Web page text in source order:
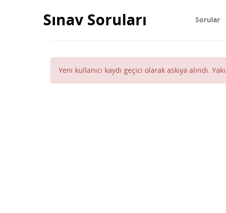
Sınav Soruları Sorular
Yeni kullanıcı kaydı geçici olarak askıya alındı.